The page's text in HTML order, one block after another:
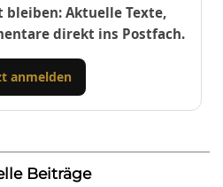
Aktuelle Texte,
direkt ins Postfach.
anmelden
Beiträge